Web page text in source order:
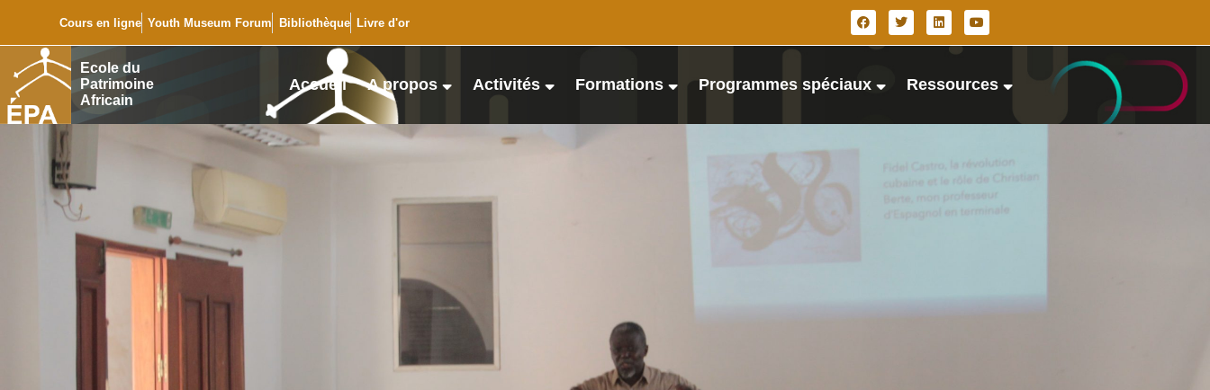
Cours en ligne Youth Museum Forum Bibliothèque Livre d'or
Ecole du
Patrimoine
Africain
Accueil A propos Activités Formations Programmes spéciaux Ressources